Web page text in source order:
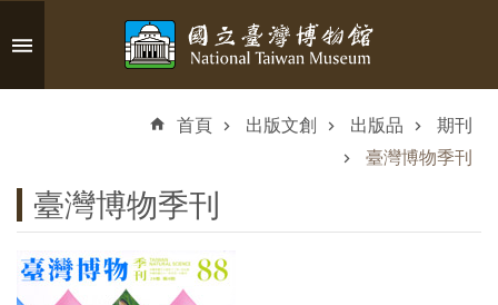
跳到主要內容區塊
認
首頁 出版文創 出版品
期刊
臺灣博物季刊
臺灣博物季刊